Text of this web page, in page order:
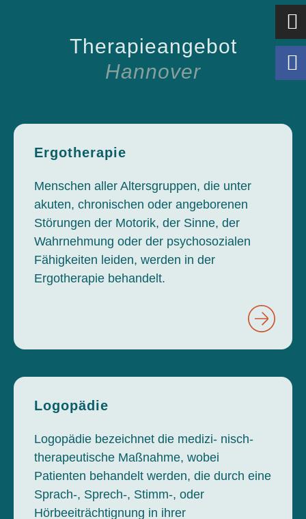
Therapieangebot
Hannover
Ergotherapie
Menschen aller Altersgruppen, die unter
akuten, chronischen oder angeborenen
Störungen der Motorik, der Sinne, der
Wahrnehmung oder der psychosozialen
Fähigkeiten leiden, werden in der
Ergotherapie behandelt.
Logopädie
Logopädie bezeichnet die medizi- nisch-
therapeutische Maßnahme, wobei
Patienten behandelt werden, die durch eine
Sprach-, Sprech-, Stimm-, oder
Hörbeeiträchtignung in ihrer